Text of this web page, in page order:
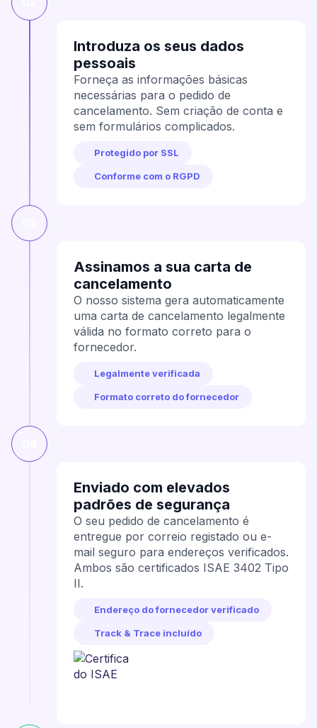
Introduza os seus dados
pessoais
Forneça as informações básicas
necessárias para o pedido de
cancelamento. Sem criação de conta e
sem formulários complicados.
Protegido por SSL
Conforme com o RGPD
Assinamos a sua carta de
cancelamento
O nosso sistema gera automaticamente
uma carta de cancelamento legalmente
válida no formato correto para o
fornecedor.
Legalmente verificada
Formato correto do fornecedor
Enviado com elevados
padrões de segurança
O seu pedido de cancelamento é
entregue por correio registado ou e-
mail seguro para endereços verificados.
Ambos são certificados ISAE 3402 Tipo
II.
Endereço do fornecedor verificado
Track & Trace incluído